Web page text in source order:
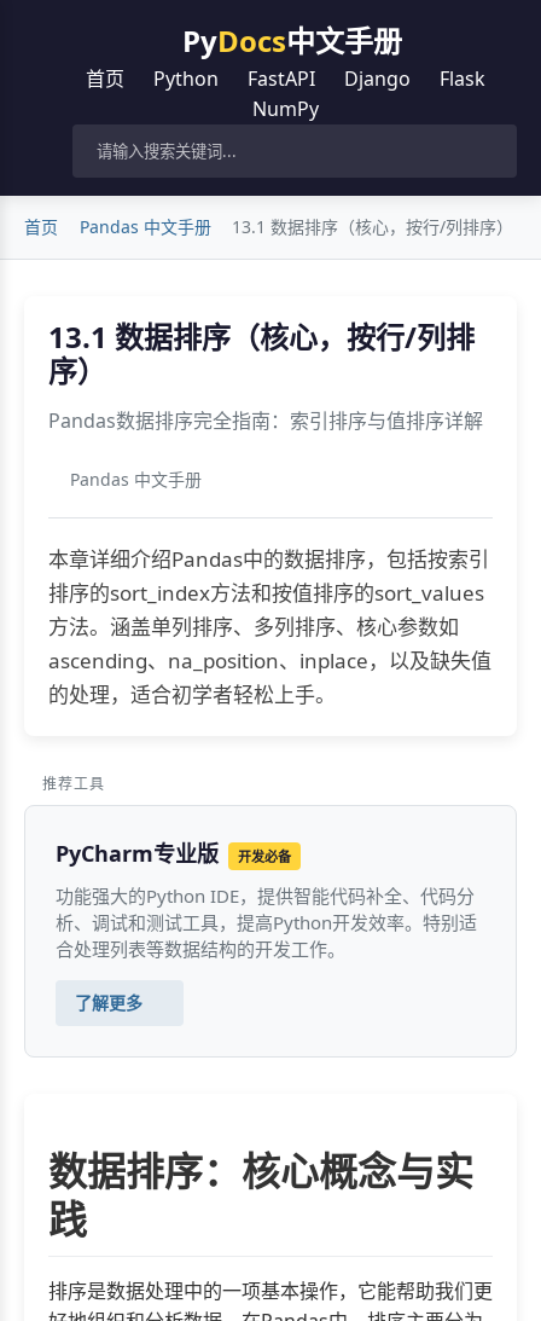
PyDocs中文手册
首页 Python FastAPI Django
Flask
NumPy
首页 Pandas 中文手册 13.1 数据排序（核心，按行/列排序）
13.1 数据排序（核心，按行/列排
序）
Pandas数据排序完全指南：索引排序与值排序详解
Pandas 中文手册
本章详细介绍Pandas中的数据排序，包括按索引
排序的sort_index方法和按值排序的sort_values
方法。涵盖单列排序、多列排序、核心参数如
ascending、na_position、inplace，以及缺失值
的处理，适合初学者轻松上手。
推荐工具
PyCharm专业版 开发必备
功能强大的Python IDE，提供智能代码补全、代码分
析、调试和测试工具，提高Python开发效率。特别适
合处理列表等数据结构的开发工作。
了解更多
数据排序：核心概念与实
践
排序是数据处理中的一项基本操作，它能帮助我们更